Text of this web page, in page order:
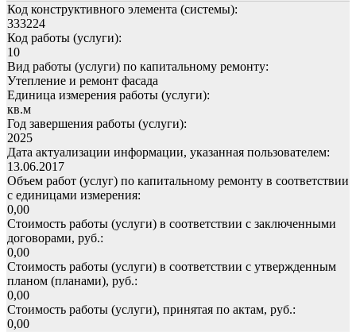
Код конструктивного элемента (системы):
333224
Код работы (услуги):
10
Вид работы (услуги) по капитальному ремонту:
Утепление и ремонт фасада
Единица измерения работы (услуги):
кв.м
Год завершения работы (услуги):
2025
Дата актуализации информации, указанная пользователем:
13.06.2017
Объем работ (услуг) по капитальному ремонту в соответствии
с единицами измерения:
0,00
Стоимость работы (услуги) в соответствии с заключенными
договорами, руб.:
0,00
Стоимость работы (услуги) в соответствии с утвержденным
планом (планами), руб.:
0,00
Стоимость работы (услуги), принятая по актам, руб.:
0,00